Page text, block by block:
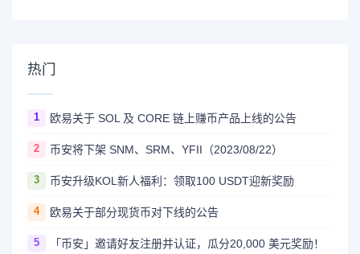
热门
1 欧易关于 SOL 及 CORE 链上赚币产品上线的公告
2 币安将下架 SNM、SRM、YFII（2023/08/22）
3 币安升级KOL新人福利：领取100 USDT迎新奖励
4 欧易关于部分现货币对下线的公告
5 「币安」邀请好友注册并认证，瓜分20,000 美元奖励！